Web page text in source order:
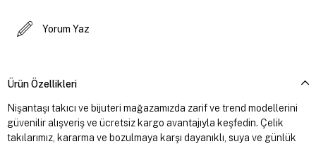
Yorum Yaz
Ürün Özellikleri
Nişantaşı takıcı ve bijuteri mağazamızda zarif ve trend modellerini
güvenilir alışveriş ve ücretsiz kargo avantajıyla keşfedin. Çelik
takılarımız, kararma ve bozulmaya karşı dayanıklı, suya ve günlük